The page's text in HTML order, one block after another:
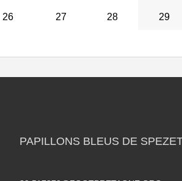
26 27 28 29
PAPILLONS BLEUS DE